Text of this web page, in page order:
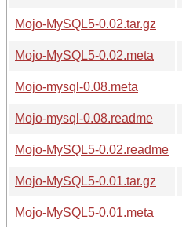
Mojo-MySQL5-0.02.tar.gz
Mojo-MySQL5-0.02.meta
Mojo-mysql-0.08.meta
Mojo-mysql-0.08.readme
Mojo-MySQL5-0.02.readme
Mojo-MySQL5-0.01.tar.gz
Mojo-MySQL5-0.01.meta